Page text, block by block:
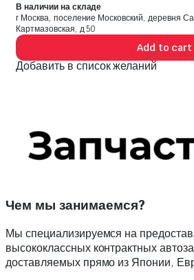
В наличии на складе
г Москва, поселение Московский, деревня
Картмазовская, д 50
Add to cart
Добавить в список желаний
Чем мы занимаемся?
Мы специализируемся на
высококлассных контрактных
доставляемых прямо из Японии,